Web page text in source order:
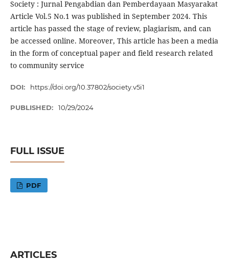
Society : Jurnal Pengabdian dan Pemberdayaan Masyarakat
Article Vol.5 No.1 was published in September 2024. This
article has passed the stage of review, plagiarism, and can
be accessed online. Moreover, This article has been a media
in the form of conceptual paper and field research related
to community service
DOI: https://doi.org/10.37802/society.v5i1
PUBLISHED: 10/29/2024
FULL ISSUE
PDF
ARTICLES